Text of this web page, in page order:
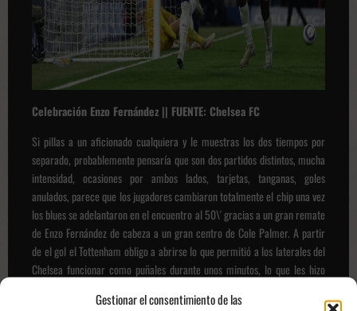
Gestionar el consentimiento de las
Celebración Enzo Fernández || FUENTE: Chelsea FC
Si pillas a un aficionado cualquiera y le muestras los dos tiempos por
separado, probablemente pensaría que son dos partidos distintos, mucha
intensidad, ocasiones por ambos lados, tarjetas, tanganas, goles
anulados, parece que los jugadores cambiaron totalmente el chip una vez
los blues se adelantaron en el encuentro al 50\' gracias a un gran remate
de Enzo Fernández de cabeza a un gran centro de Cole Palmer. A partir
de el gol el Tottenham obligo a abrirse lo que permitió a los laterales del
Chelsea funcionar como puñales durante unos minutos, lo que les hizo
Caicedo, pero a partir de ese momento, y gracias a ciertos cambios del